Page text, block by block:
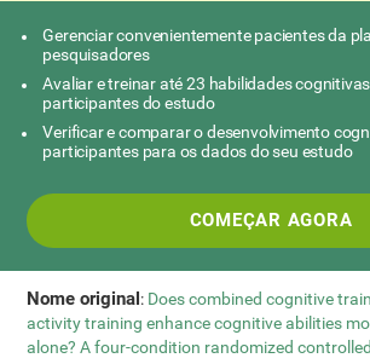
Gerenciar convenientemente pacientes da
pesquisadores
Avaliar e treinar até 23 habilidades
participantes do estudo
Verificar e comparar o desenvolvimento
participantes para os dados do seu estudo
COMEÇAR AGORA
Nome original: Does combined cognitive
activity training enhance cognitive abilities
alone? A four-condition randomized